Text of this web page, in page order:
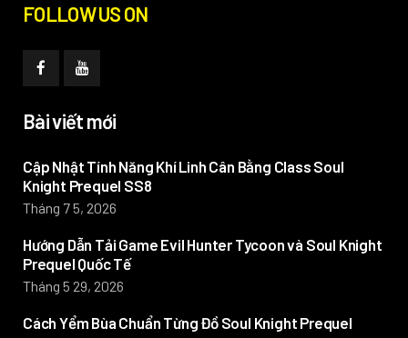
FOLLOW US ON
Bài viết mới
Cập Nhật Tính Năng Khí Linh Cân Bằng Class Soul
Knight Prequel SS8
Tháng 7 5, 2026
Hướng Dẫn Tải Game Evil Hunter Tycoon và Soul Knight
Prequel Quốc Tế
Tháng 5 29, 2026
Cách Yểm Bùa Chuẩn Từng Đồ Soul Knight Prequel